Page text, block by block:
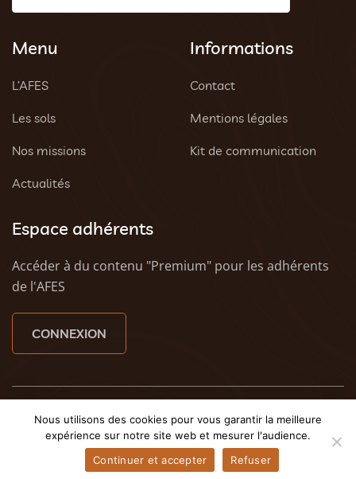
Menu
L’AFES
Les sols
Nos missions
Actualités
Informations
Contact
Mentions légales
Kit de communication
Espace adhérents
Accéder à du contenu "Premium" pour les adhérents
de l'AFES
CONNEXION
© 2023 AFES - Tous droits réservés - Une créationTony
Oheix : Agence Web CaenetWeezy - Agence web à
Caen
Nous utilisons des cookies pour vous garantir la meilleure
expérience sur notre site web et mesurer l'audience.
Continuer et accepter
Refuser